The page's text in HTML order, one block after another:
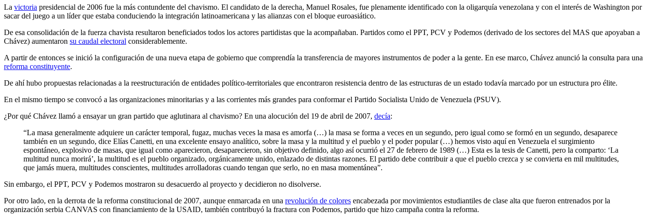
La victoria presidencial de 2006 fue la más contundente del chavismo. El candidato de la derecha, Manuel Rosales, fue plenamente identificado con la oligarquía venezolana y con el interés de Washington por
sacar del juego a un líder que estaba conduciendo la integración latinoamericana y las alianzas con el bloque euroasiático.
De esa consolidación de la fuerza chavista resultaron beneficiados todos los actores partidistas que la acompañaban. Partidos como el PPT, PCV y Podemos (derivado de los sectores del MAS que apoyaban a
Chávez) aumentaron su caudal electoral considerablemente.
A partir de entonces se inició la configuración de una nueva etapa de gobierno que comprendía la transferencia de mayores instrumentos de poder a la gente. En ese marco, Chávez anunció la consulta para una
reforma constituyente.
De ahí hubo propuestas relacionadas a la reestructuración de entidades político-territoriales que encontraron resistencia dentro de las estructuras de un estado todavía marcado por un estructura pro élite.
En el mismo tiempo se convocó a las organizaciones minoritarias y a las corrientes más grandes para conformar el Partido Socialista Unido de Venezuela (PSUV).
¿Por qué Chávez llamó a ensayar un gran partido que aglutinara al chavismo? En una alocución del 19 de abril de 2007, decía:
“La masa generalmente adquiere un carácter temporal, fugaz, muchas veces la masa es amorfa (…) la masa se forma a veces en un segundo, pero igual como se formó en un segundo, desaparece
también en un segundo, dice Elías Canetti, en una excelente ensayo analítico, sobre la masa y la multitud y el pueblo y el poder popular (…) hemos visto aquí en Venezuela el surgimiento
espontáneo, explosivo de masas, que igual como aparecieron, desaparecieron, sin objetivo definido, algo así ocurrió el 27 de febrero de 1989 (…) Esta es la tesis de Canetti, pero la comparto: ‘La
multitud nunca morirá’, la multitud es el pueblo organizado, orgánicamente unido, enlazado de distintas razones. El partido debe contribuir a que el pueblo crezca y se convierta en mil multitudes,
que jamás muera, multitudes conscientes, multitudes arrolladoras cuando tengan que serlo, no en masa momentánea”.
Sin embargo, el PPT, PCV y Podemos mostraron su desacuerdo al proyecto y decidieron no disolverse.
Por otro lado, en la derrota de la reforma constitucional de 2007, aunque enmarcada en una revolución de colores encabezada por movimientos estudiantiles de clase alta que fueron entrenados por la
organización serbia CANVAS con financiamiento de la USAID, también contribuyó la fractura con Podemos, partido que hizo campaña contra la reforma.